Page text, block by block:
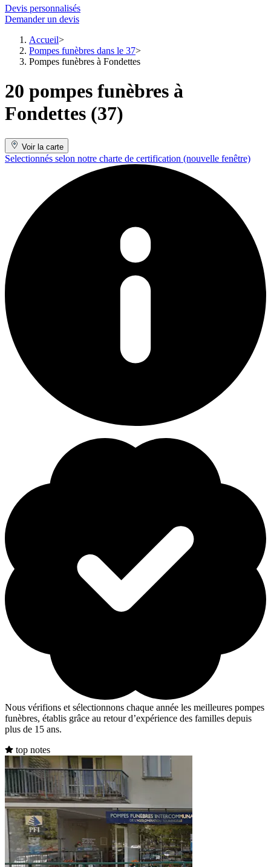
Devis personnalisés
Demander un devis
Accueil
Pompes funèbres dans le 37
Pompes funèbres à Fondettes
20 pompes funèbres à
Fondettes (37)
Voir la carte
Selectionnés selon notre charte de certification (nouvelle fenêtre)
Nous vérifions et sélectionnons chaque année les meilleures pompes
funèbres, établis grâce au retour d’expérience des familles depuis
plus de 15 ans.
top notes